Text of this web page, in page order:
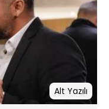
Alt Yazılı